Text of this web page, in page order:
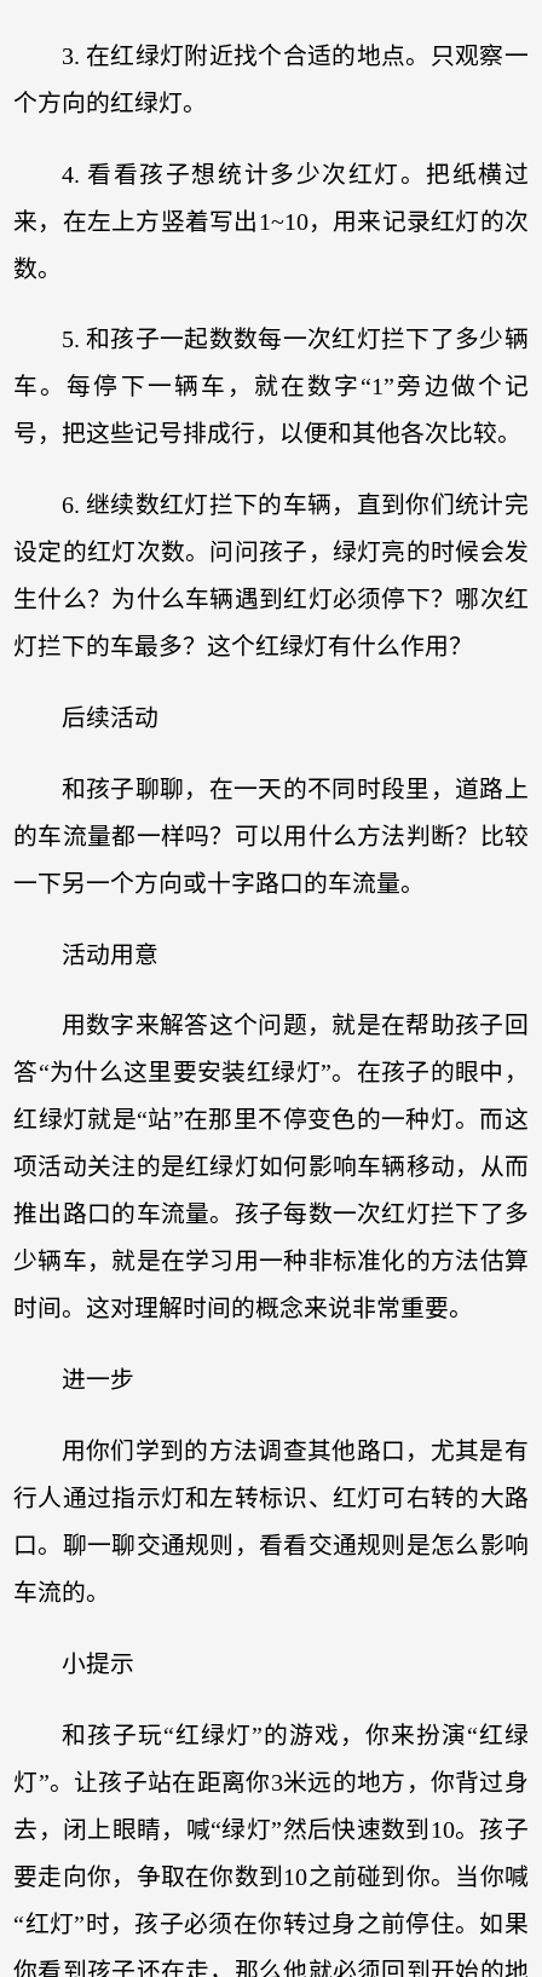
3. 在红绿灯附近找个合适的地点。只观察一
个方向的红绿灯。
4. 看看孩子想统计多少次红灯。把纸横过
来，在左上方竖着写出1~10，用来记录红灯的次
数。
5. 和孩子一起数数每一次红灯拦下了多少辆
车。每停下一辆车，就在数字“1”旁边做个记
号，把这些记号排成行，以便和其他各次比较。
6. 继续数红灯拦下的车辆，直到你们统计完
设定的红灯次数。问问孩子，绿灯亮的时候会发
生什么？为什么车辆遇到红灯必须停下？哪次红
灯拦下的车最多？这个红绿灯有什么作用？
后续活动
和孩子聊聊，在一天的不同时段里，道路上
的车流量都一样吗？可以用什么方法判断？比较
一下另一个方向或十字路口的车流量。
活动用意
用数字来解答这个问题，就是在帮助孩子回
答“为什么这里要安装红绿灯”。在孩子的眼中，
红绿灯就是“站”在那里不停变色的一种灯。而这
项活动关注的是红绿灯如何影响车辆移动，从而
推出路口的车流量。孩子每数一次红灯拦下了多
少辆车，就是在学习用一种非标准化的方法估算
时间。这对理解时间的概念来说非常重要。
进一步
用你们学到的方法调查其他路口，尤其是有
行人通过指示灯和左转标识、红灯可右转的大路
口。聊一聊交通规则，看看交通规则是怎么影响
车流的。
小提示
和孩子玩“红绿灯”的游戏，你来扮演“红绿
灯”。让孩子站在距离你3米远的地方，你背过身
去，闭上眼睛，喊“绿灯”然后快速数到10。孩子
要走向你，争取在你数到10之前碰到你。当你喊
“红灯”时，孩子必须在你转过身之前停住。如果
你看到孩子还在走，那么他就必须回到开始的地